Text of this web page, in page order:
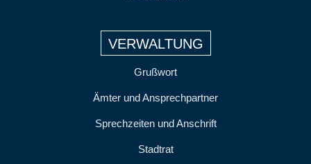
VERWALTUNG
Grußwort
Ämter und Ansprechpartner
Sprechzeiten und Anschrift
Stadtrat